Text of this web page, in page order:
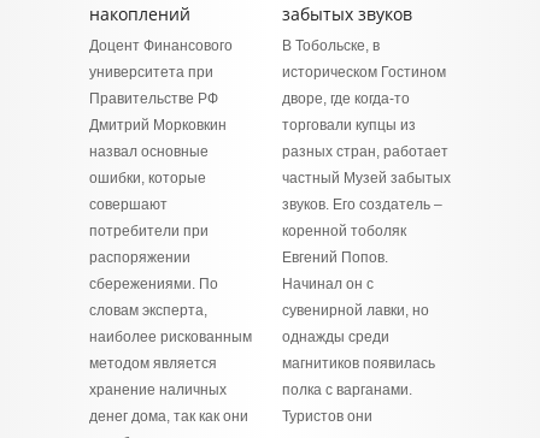
накоплений
Доцент Финансового
университета при
Правительстве РФ
Дмитрий Морковкин
назвал основные
ошибки, которые
совершают
потребители при
распоряжении
сбережениями. По
словам эксперта,
наиболее рискованным
методом является
хранение наличных
денег дома, так как они
забытых звуков
В Тобольске, в
историческом Гостином
дворе, где когда-то
торговали купцы из
разных стран, работает
частный Музей забытых
звуков. Его создатель –
коренной тоболяк
Евгений Попов.
Начинал он с
сувенирной лавки, но
однажды среди
магнитиков появилась
полка с варганами.
Туристов они